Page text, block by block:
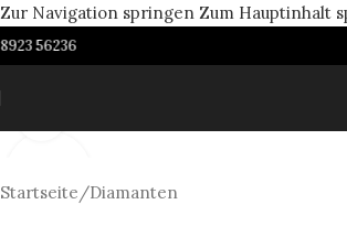
Zur Navigation springen Zum Hauptinhalt
56236
Startseite/Diamanten